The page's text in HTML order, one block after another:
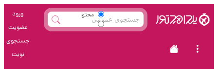
محتوا
ورود
عضویت
جستجوی
نوبت